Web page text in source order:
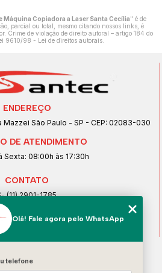
Máquina Copiadora a Laser Santa Cecília" é de
parcial ou total, mesmo citando nossos links, é
Crime de violação de direito autoral – artigo 184 do
9610/98 - Lei de direitos autorais.
ENDEREÇO
Mazzei São Paulo - SP - CEP: 02083-030
DE ATENDIMENTO
Sexta: 08:00h às 17:30h
CONTATO
(11) 2901-1785
(11) 99239-1832
Home
Olá! Fale agora pelo WhatsApp
telefone